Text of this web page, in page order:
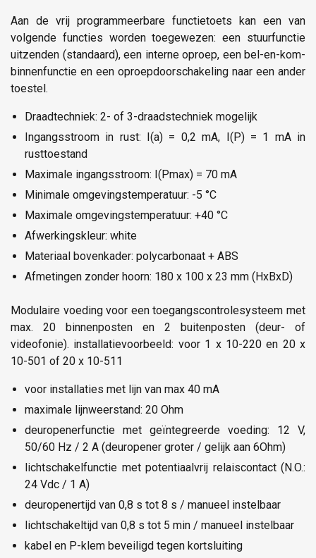
Aan de vrij programmeerbare functietoets kan een van
volgende functies worden toegewezen: een stuurfunctie
uitzenden (standaard), een interne oproep, een bel-en-kom-
binnenfunctie en een oproepdoorschakeling naar een ander
toestel.
Draadtechniek: 2- of 3-draadstechniek mogelijk
Ingangsstroom in rust: I(a) = 0,2 mA, I(P) = 1 mA in
rusttoestand
Maximale ingangsstroom: I(Pmax) = 70 mA
Minimale omgevingstemperatuur: -5 °C
Maximale omgevingstemperatuur: +40 °C
Afwerkingskleur: white
Materiaal bovenkader: polycarbonaat + ABS
Afmetingen zonder hoorn: 180 x 100 x 23 mm (HxBxD)
Modulaire voeding voor een toegangscontrolesysteem met
max. 20 binnenposten en 2 buitenposten (deur- of
videofonie). installatievoorbeeld: voor 1 x 10-220 en 20 x
10-501 of 20 x 10-511
voor installaties met lijn van max 40 mA
maximale lijnweerstand: 20 Ohm
deuropenerfunctie met geïntegreerde voeding: 12 V,
50/60 Hz / 2 A (deuropener groter / gelijk aan 6Ohm)
lichtschakelfunctie met potentiaalvrij relaiscontact (N.O.:
24 Vdc / 1 A)
deuropenertijd van 0,8 s tot 8 s / manueel instelbaar
lichtschakeltijd van 0,8 s tot 5 min / manueel instelbaar
kabel en P-klem beveiligd tegen kortsluiting